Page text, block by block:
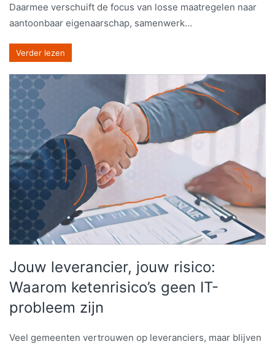
Daarmee verschuift de focus van losse maatregelen naar
aantoonbaar eigenaarschap, samenwerk…
Verder lezen
Jouw leverancier, jouw risico:
Waarom ketenrisico’s geen IT-
probleem zijn
Veel gemeenten vertrouwen op leveranciers, maar blijven